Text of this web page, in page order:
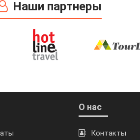
Наши партнеры
О нас
Контакты